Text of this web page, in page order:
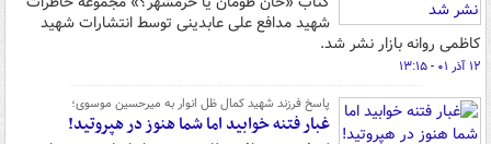
شهید مدافع علی عابدینی توسط انتشارات شهید
کاظمی روانه بازار نشر شد.
۱۲ آذر ۰۱ - ۱۳:۱۵
پاسخ فرزند شهید کمال ظل‌ انوار به میرحسین موسوی؛
غبار فتنه خوابید اما شما هنوز در هپروتید!